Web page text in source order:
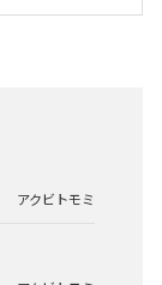
アクビトモミ